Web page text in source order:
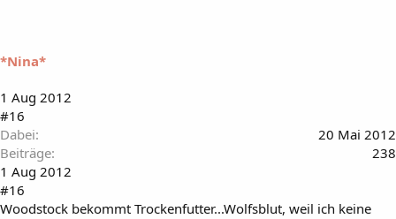
*Nina*
1 Aug 2012
#16
Dabei
20 Mai 2012
Beiträge
238
1 Aug 2012
#16
Woodstock bekommt Trockenfutter...Wolfsblut, weil ich keine